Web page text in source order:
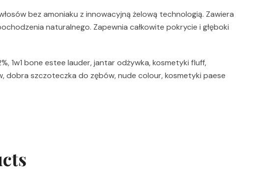
bez amoniaku z innowacyjną żelową technologią. Zawiera
naturalnego. Zapewnia całkowite pokrycie i głęboki
1w1 bone estee lauder, jantar odżywka, kosmetyki fluff,
dobra szczoteczka do zębów, nude colour, kosmetyki paese